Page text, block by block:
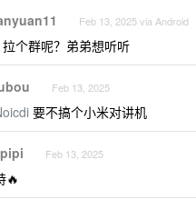
Feb 13, 2025 via Android
个群呢？弟弟想听听
Feb 13, 2025
要不搞个小米对讲机
Feb 13, 2025
🔥